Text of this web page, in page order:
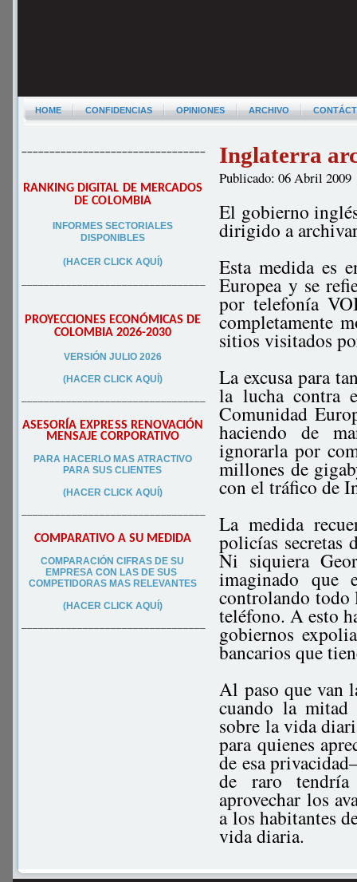
HOME CONFIDENCIAS OPINIONES ARCHIVO
–––––––––––––––––––––––––––––––––
RANKING DIGITAL DE MERCADOS
DE COLOMBIA
INFORMES SECTORIALES
DISPONIBLES
(HACER CLICK AQUÍ)
–––––––––––––––––––––––––––––––––
PROYECCIONES ECONÓMICAS DE
COLOMBIA 2026-2030
VERSIÓN JULIO 2026
(HACER CLICK AQUÍ)
–––––––––––––––––––––––––––––––––
ASESORÍA EXPRESS RENOVACIÓN
MENSAJE CORPORATIVO
PARA HACERLO MAS ATRACTIVO
PARA SUS CLIENTES
(HACER CLICK AQUÍ)
–––––––––––––––––––––––––––––––––
COMPARATIVO A SU MEDIDA
COMPARACIÓN CIFRAS DE SU
EMPRESA CON LAS DE SUS
COMPETIDORAS MAS RELEVANTES
(HACER CLICK AQUÍ)
–––––––––––––––––––––––––––––––––
Inglaterra
Publicado: 06 Abril 2009
El gobierno
dirigido a
Esta medida es
Europea y se
por telefonía
completamente
sitios visitados
La excusa para
la lucha contra
Comunidad
haciendo de
ignorarla por
millones de
con el tráfico de
La medida
policías secretas
Ni siquiera
imaginado que
controlando todo
teléfono. A esto
gobiernos
bancarios que
Al paso que van
cuando la
sobre la vida
para quienes
de esa
de raro tendría
aprovechar los
a los habitantes
vida diaria.